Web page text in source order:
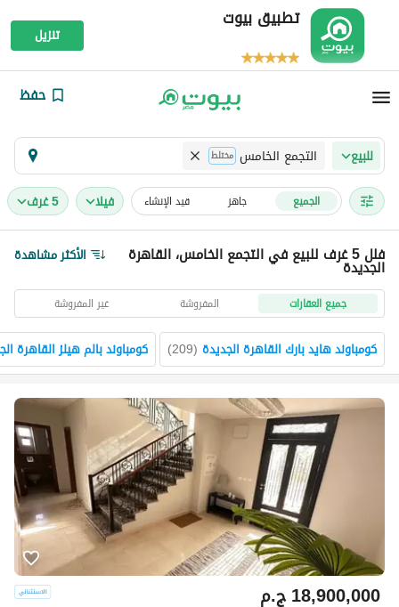
تطبيق بيوت
تنزيل
حفظ
للبيع التجمع الخامس مختلط
الجميع جاهز قيد الإنشاء فیلا 5 غرف
فلل 5 غرف للبيع في التجمع الخامس، القاهرةالجديدة الأكثر مشاهدة
جميع العقارات المفروشة غير المفروشة
كومباوند هايد بارك القاهرة الجديدة (
209
) كومباوند بالم هيلز القاهرة
ج.م18,900,000